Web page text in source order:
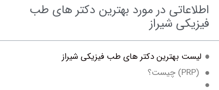
در مورد بهترین دکتر های طب
شیراز
بهترین دکتر های طب فیزیکی شیراز